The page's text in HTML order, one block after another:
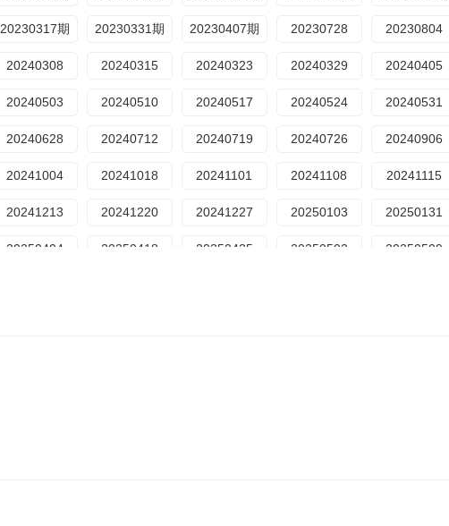
20230317期 20230331期 20230407期 20230728 20230804
20240308 20240315 20240323 20240329 20240405
20240503 20240510 20240517 20240524 20240531
20240628 20240712 20240719 20240726 20240906
20241004 20241018 20241101 20241108 20241115
20241213 20241220 20241227 20250103 20250131
20250404 20250418 20250425 20250502 20250509